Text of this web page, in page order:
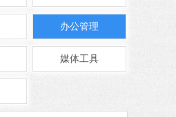
迅雷影音
办公管理
媒体工具
软件大小：97.74 MB